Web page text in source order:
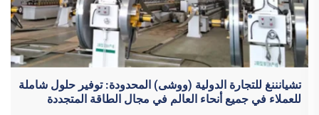
تشيانننغ للتجارة الدولية (ووشى) المحدودة: توفير حلول شاملة
للعملاء في جميع أنحاء العالم في مجال الطاقة المتجددة